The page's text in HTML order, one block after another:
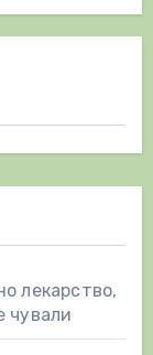
лекарство,
чували